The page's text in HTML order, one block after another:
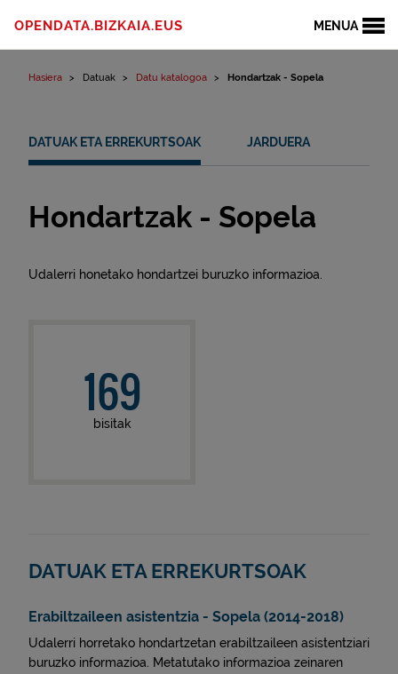
MENUA
OPENDATA.BIZKAIA.EUS
Hasiera Datuak Datu katalogoa Hondartzak - Sopela
DATUAK ETA ERREKURTSOAK JARDUERA
Hondartzak - Sopela
Udalerri honetako hondartzei buruzko informazioa.
169
bisitak
DATUAK ETA ERREKURTSOAK
Erabiltzaileen asistentzia - Sopela (2014-2018)
Udalerri horretako hondartzetan erabiltzaileen asistentziari
buruzko informazioa. Metatutako informazioa zeinaren